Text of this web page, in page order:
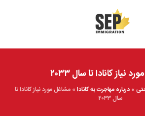
نیاز کانادا تا سال ۲۰۳۳
»درباره مهاجرت به کانادا»مشاغل مورد نیاز کانادا تا
سال ۲۰۳۳